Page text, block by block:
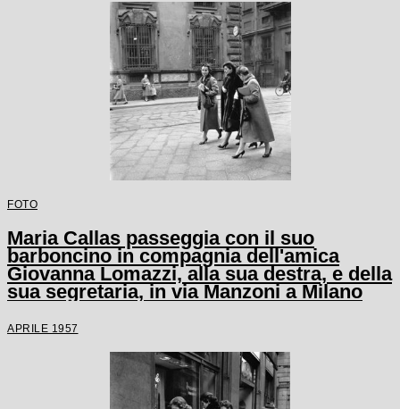
FOTO
Maria Callas passeggia con il suo
barboncino in compagnia dell'amica
Giovanna Lomazzi, alla sua destra, e della
sua segretaria, in via Manzoni a Milano
APRILE 1957